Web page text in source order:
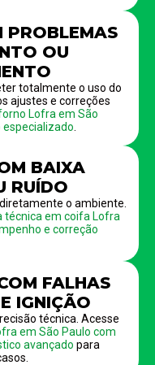
PROBLEMAS
OU
totalmente o uso do
ajustes e correções
Lofra em São
especializado
BAIXA
RUÍDO
o ambiente.
técnica em coifa Lofra
e correção
FALHAS
IGNIÇÃO
técnica. Acesse
em São Paulo com
avançado para